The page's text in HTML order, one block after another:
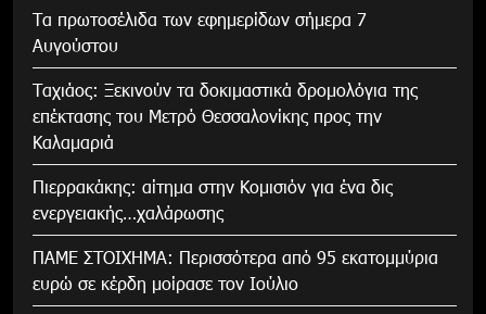
Τα πρωτοσέλιδα των εφημερίδων σήμερα 7
Αυγούστου
Tαχιάος: Ξεκινούν τα δοκιμαστικά δρομολόγια της
επέκτασης του Μετρό Θεσσαλονίκης προς την
Καλαμαριά
Πιερρακάκης: αίτημα στην Κομισιόν για ένα δις
ενεργειακής…χαλάρωσης
ΠΑΜΕ ΣΤΟΙΧΗΜΑ: Περισσότερα από 95 εκατομμύρια
ευρώ σε κέρδη μοίρασε τον Ιούλιο